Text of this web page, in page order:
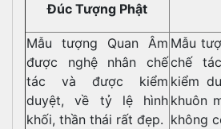
Đúc Tượng Phật
Mẫu tượng Quan Âm
được nghệ nhân chế
tác và được kiểm
duyệt, về tỷ lệ hình
khối, thần thái rất đẹp.
Mẫu
chế
kiểm
khuôn
không